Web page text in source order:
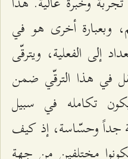
وبعبارة أخرى هو في
إلى الفعلية، ويترقّى
في هذا الترقّي ضمن
تكامله في سبيل
جداً وحسّاسة، إذ كيف
مختلفين من جهة